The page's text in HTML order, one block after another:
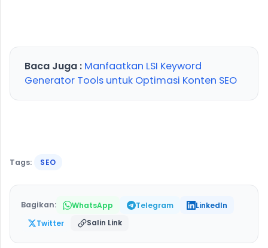
Baca Juga : Manfaatkan LSI Keyword
Generator Tools untuk Optimasi Konten SEO
Tags: SEO
Bagikan: WhatsApp Telegram
LinkedIn
Twitter
Salin Link